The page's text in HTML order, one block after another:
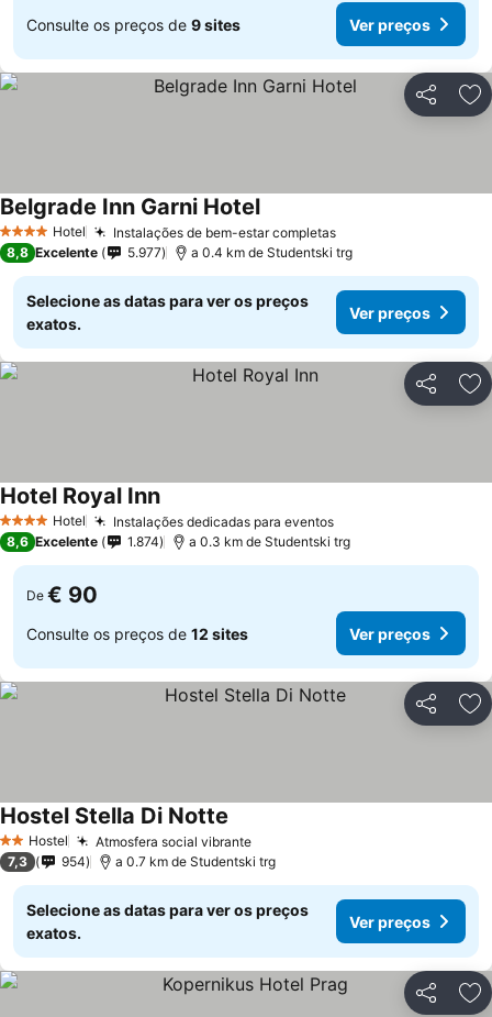
Consulte os preços de 9 sites Ver preços
Partilhar
4 EstrelasHotel Instalações de bem-estar completasVer preços
Belgrade Inn Garni HotelVer preços
8,8 Excelente 5.977 a 0.4 km de Studentski trg
Selecione as datas para ver os preços
exatos.
Ver preços
Partilhar
4 EstrelasHotel Instalações dedicadas para eventosVer preços
Hotel Royal InnVer preços
8,6 Excelente 1.874 a 0.3 km de Studentski trg
De € 90
Consulte os preços de 12 sites Ver preços
Partilhar
2 Estrelas
Hostel Atmosfera social vibranteVer preços
Hostel Stella Di Notte
7,3 954 a 0.7 km de Studentski trg
Selecione as datas para ver os preços
exatos.
Ver preços
Partilhar